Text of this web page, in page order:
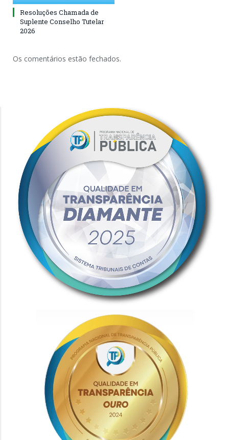
Resoluções Chamada de
Suplente Conselho Tutelar
2026
Os comentários estão fechados.